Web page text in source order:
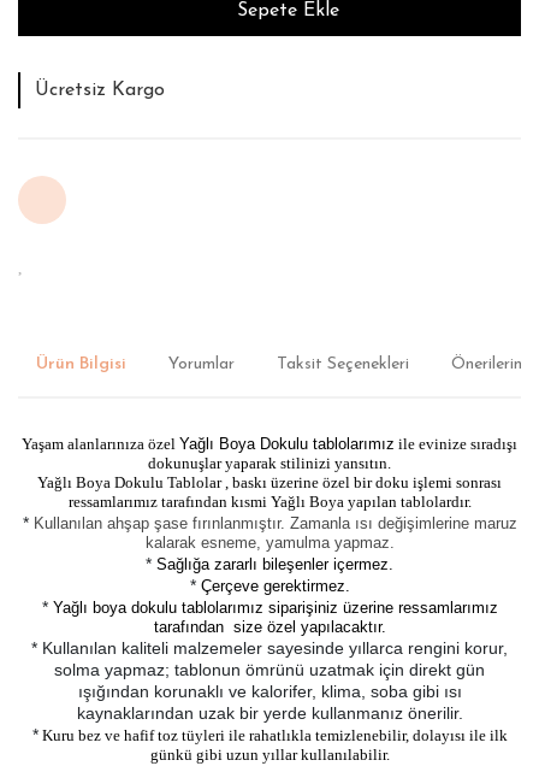
Sepete Ekle
Tahmini Teslim Süresi : 12 İş Günü
Ücretsiz Kargo
Ürün Bilgisi Yorumlar Taksit Seçenekleri Önerileriniz
Yaşam alanlarınıza özel Yağlı Boya Dokulu tablolarımız ile evinize sıradışı
dokunuşlar yaparak stilinizi yansıtın.
Yağlı Boya Dokulu Tablolar , baskı üzerine özel bir doku işlemi sonrası
ressamlarımız tarafından kısmi Yağlı Boya yapılan tablolardır.
*Kullanılan ahşap şase fırınlanmıştır. Zamanla ısı değişimlerine maruz
kalarak esneme, yamulma yapmaz.
* Sağlığa zararlı bileşenler içermez.
*Çerçeve gerektirmez.
* Yağlı boya dokulu tablolarımız siparişiniz üzerine ressamlarımız
tarafından size özel yapılacaktır.
* Kullanılan kaliteli malzemeler sayesinde yıllarca rengini korur,
solma yapmaz; tablonun ömrünü uzatmak için direkt gün
ışığından korunaklı ve kalorifer, klima, soba gibi ısı
kaynaklarından uzak bir yerde kullanmanız önerilir.
*Kuru bez ve hafif toz tüyleri ile rahatlıkla temizlenebilir, dolayısı ile ilk
günkü gibi uzun yıllar kullanılabilir.